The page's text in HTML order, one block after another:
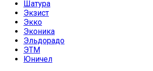
Шатура
Экзист
Экко
Эконика
Эльдорадо
ЭТМ
Юничел